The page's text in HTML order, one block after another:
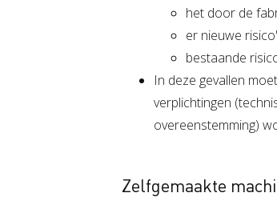
het door de
er nieuwe
bestaande
In deze gevallen
verplichtingen
overeenstemming)
Zelfgemaakte